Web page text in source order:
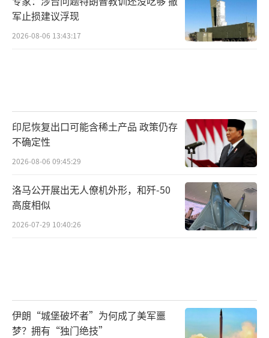
军止损建议浮现
2026-08-06 13:43:17
印尼恢复出口可能含稀土产品 政策仍存
不确定性
2026-08-06 09:45:29
洛马公开展出无人僚机外形，和歼-50
高度相似
2026-07-29 10:40:26
伊朗“城堡破坏者”为何成了美军噩
梦？拥有“独门绝技”